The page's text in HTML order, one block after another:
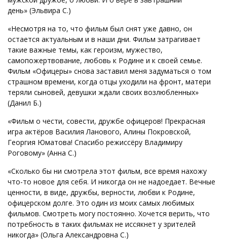
день» (Эльвира С.)
«Несмотря на то, что фильм был снят уже давно, он
остается актуальным и в наши дни. Фильм затрагивает
такие важные темы, как героизм, мужество,
самопожертвование, любовь к Родине и к своей семье.
Фильм «Офицеры» снова заставил меня задуматься о том
страшном времени, когда отцы уходили на фронт, матери
теряли сыновей, девушки ждали своих возлюбленных»
(Данил Б.)
«Фильм о чести, совести, дружбе офицеров! Прекрасная
игра актёров Василия Ланового, Алины Покровской,
Георгия Юматова! Спасибо режиссёру Владимиру
Роговому» (Анна С.)
«Сколько бы ни смотрела этот фильм, все время нахожу
что-то новое для себя. И никогда он не надоедает. Вечные
ценности, в виде, дружбы, верности, любви к Родине,
офицерском долге. Это один из моих самых любимых
фильмов. Смотреть могу постоянно. Хочется верить, что
потребность в таких фильмах не иссякнет у зрителей
никогда» (Ольга Александровна С.)